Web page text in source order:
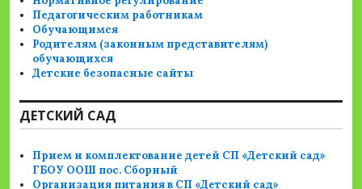
Педагогическим работникам
Обучающимся
Родителям (законным представителям)
обучающихся
Детские безопасные сайты
ДЕТСКИЙ САД
Прием и комплектование детей СП «Детский сад»
ГБОУ ООШ пос. Сборный
Организация питания в СП «Детский сад»